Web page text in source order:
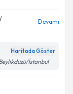
Devamı
Haritada Göster
İstanbul